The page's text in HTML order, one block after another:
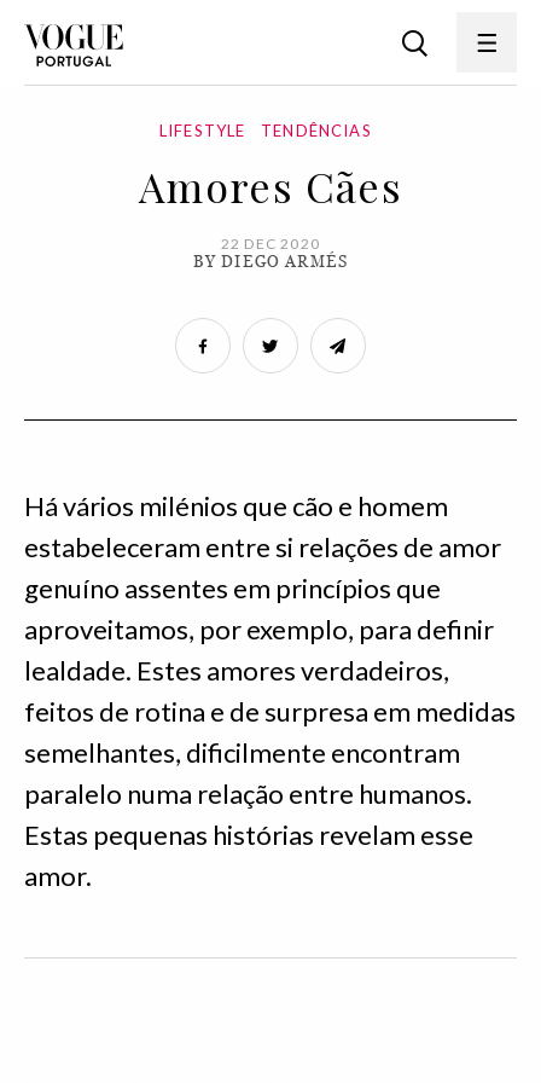
LIFESTYLE TENDÊNCIAS
Amores Cães
22 DEC 2020
BY DIEGO ARMÉS
Há vários milénios que cão e homem
estabeleceram entre si relações de amor
genuíno assentes em princípios que
aproveitamos, por exemplo, para definir
lealdade. Estes amores verdadeiros,
feitos de rotina e de surpresa em medidas
semelhantes, dificilmente encontram
paralelo numa relação entre humanos.
Estas pequenas histórias revelam esse
amor.